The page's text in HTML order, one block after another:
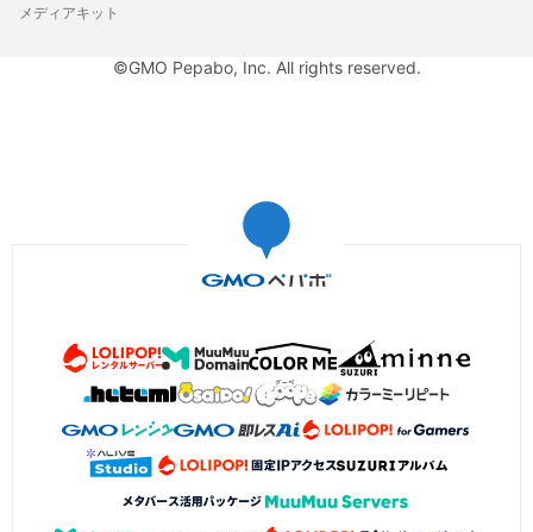
メディアキット
©GMO Pepabo, Inc. All rights reserved.